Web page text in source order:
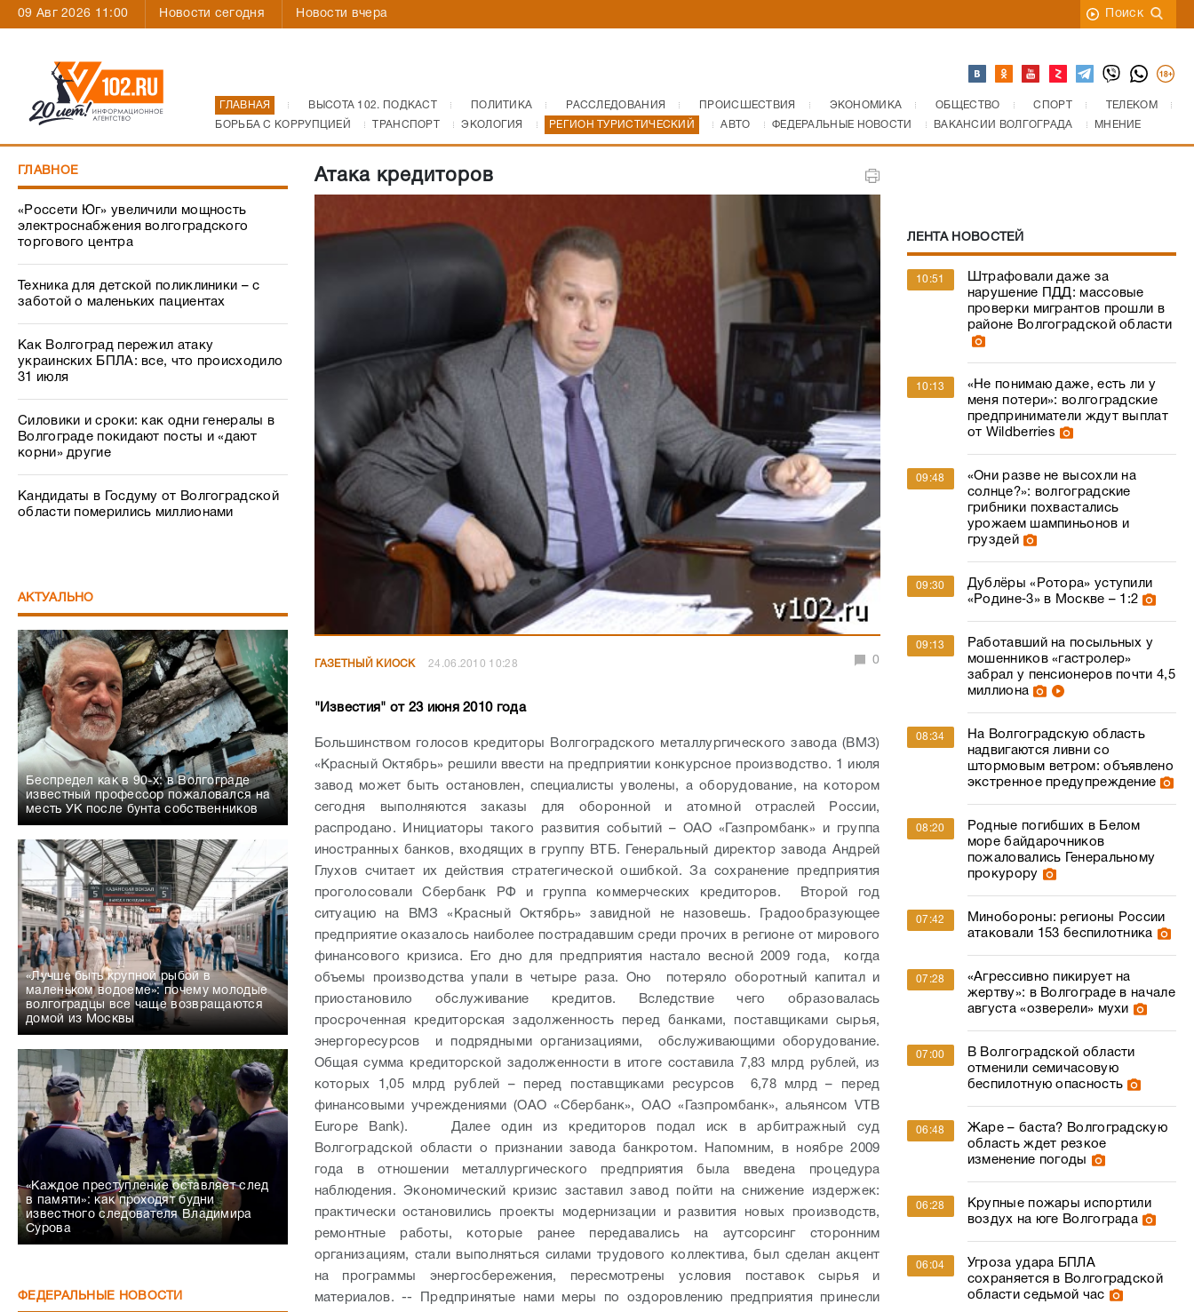
09 Авг 2026 11:00 Новости сегодня Новости вчера Поиск
ГЛАВНАЯ ВЫСОТА 102. ПОДКАСТ ПОЛИТИКА РАССЛЕДОВАНИЯ ПРОИСШЕСТВИЯ ЭКОНОМИКА ОБЩЕСТВО СПОРТ
ТЕЛЕКОМ
БОРЬБА С КОРРУПЦИЕЙ
ТРАНСПОРТ ЭКОЛОГИЯ РЕГИОН ТУРИСТИЧЕСКИЙ АВТО ФЕДЕРАЛЬНЫЕ НОВОСТИ ВАКАНСИИ ВОЛГОГРАДА МНЕНИЕ
ГЛАВНОЕ
«Россети Юг» увеличили мощность
электроснабжения волгоградского
торгового центра
Техника для детской поликлиники – с
заботой о маленьких пациентах
Как Волгоград пережил атаку
украинских БПЛА: все, что происходило
31 июля
Силовики и сроки: как одни генералы в
Волгограде покидают посты и «дают
корни» другие
Кандидаты в Госдуму от Волгоградской
области померились миллионами
АКТУАЛЬНО
Беспредел как в 90-х: в Волгограде
известный профессор пожаловался на
месть УК после бунта собственников
«Лучше быть крупной рыбой в
маленьком водоеме»: почему молодые
волгоградцы все чаще возвращаются
домой из Москвы
«Каждое преступление оставляет след
в памяти»: как проходят будни
известного следователя Владимира
Сурова
ФЕДЕРАЛЬНЫЕ НОВОСТИ
Атака кредиторов
ГАЗЕТНЫЙ КИОСК 24.06.2010 10:28 0
"Известия" от 23 июня 2010 года
Большинством голосов кредиторы Волгоградского металлургического завода (ВМЗ)
«Красный Октябрь» решили ввести на предприятии конкурсное производство. 1 июля
завод может быть остановлен, специалисты уволены, а оборудование, на котором
сегодня выполняются заказы для оборонной и атомной отраслей России,
распродано. Инициаторы такого развития событий – ОАО «Газпромбанк» и группа
иностранных банков, входящих в группу ВТБ. Генеральный директор завода Андрей
Глухов считает их действия стратегической ошибкой. За сохранение предприятия
проголосовали Сбербанк РФ и группа коммерческих кредиторов.
Второй год
ситуацию на ВМЗ «Красный Октябрь» завидной не назовешь. Градообразующее
предприятие оказалось наиболее пострадавшим среди прочих в регионе от мирового
финансового кризиса. Его дно для предприятия настало весной 2009 года, когда
объемы производства упали в четыре раза. Оно потеряло оборотный капитал и
приостановило обслуживание кредитов. Вследствие чего образовалась
просроченная кредиторская задолженность перед банками, поставщиками сырья,
энергоресурсов и подрядными организациями, обслуживающими оборудование.
Общая сумма кредиторской задолженности в итоге составила 7,83 млрд рублей, из
которых 1,05 млрд рублей – перед поставщиками ресурсов 6,78 млрд – перед
финансовыми учреждениями (ОАО «Сбербанк», ОАО «Газпромбанк», альянсом VTB
Europe Bank). Далее один из кредиторов подал иск в арбитражный суд
Волгоградской области о признании завода банкротом. Напомним, в ноябре 2009
года в отношении металлургического предприятия была введена процедура
наблюдения. Экономический кризис заставил завод пойти на снижение издержек:
практически остановились проекты модернизации и развития новых производств,
ремонтные работы, которые ранее передавались на аутсорсинг сторонним
организациям, стали выполняться силами трудового коллектива, был сделан акцент
на программы энергосбережения, пересмотрены условия поставок сырья и
материалов.-- Предпринятые нами меры по оздоровлению предприятия принесли
ЛЕНТА НОВОСТЕЙ
10:51
Штрафовали даже за
нарушение ПДД: массовые
проверки мигрантов прошли в
районе Волгоградской области
10:13
«Не понимаю даже, есть ли у
меня потери»: волгоградские
предприниматели ждут выплат
от Wildberries
09:48
«Они разве не высохли на
солнце?»: волгоградские
грибники похвастались
урожаем шампиньонов и
груздей
09:30
Дублёры «Ротора» уступили
«Родине‑3» в Москве – 1:2
09:13
Работавший на посыльных у
мошенников «гастролер»
забрал у пенсионеров почти 4,5
миллиона
08:34
На Волгоградскую область
надвигаются ливни со
штормовым ветром: объявлено
экстренное предупреждение
08:20
Родные погибших в Белом
море байдарочников
пожаловались Генеральному
прокурору
07:42
Минобороны: регионы России
атаковали 153 беспилотника
07:28
«Агрессивно пикирует на
жертву»: в Волгограде в начале
августа «озверели» мухи
07:00
В Волгоградской области
отменили семичасовую
беспилотную опасность
06:48
Жаре – баста? Волгоградскую
область ждет резкое
изменение погоды
06:28
Крупные пожары испортили
воздух на юге Волгограда
06:04
Угроза удара БПЛА
сохраняется в Волгоградской
области седьмой час